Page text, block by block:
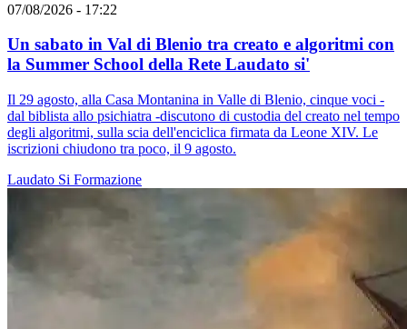
07/08/2026 - 17:22
Un sabato in Val di Blenio tra creato e algoritmi con
la Summer School della Rete Laudato si'
Il 29 agosto, alla Casa Montanina in Valle di Blenio, cinque voci -
dal biblista allo psichiatra -discutono di custodia del creato nel tempo
degli algoritmi, sulla scia dell'enciclica firmata da Leone XIV. Le
iscrizioni chiudono tra poco, il 9 agosto.
Laudato Si Formazione